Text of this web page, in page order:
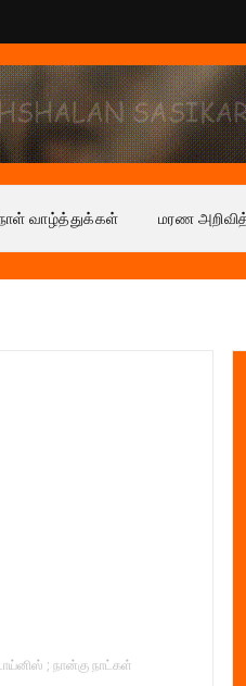
வாழ்த்துக்கள் மரண
; நான்கு நாட்கள்